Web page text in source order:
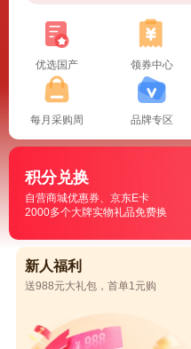
优选国产 领券中心
每月采购周 品牌专区
积分兑换
自营商城优惠券、京东E卡
2000多个大牌实物礼品免费换
新人福利
送988元大礼包，首单1元购